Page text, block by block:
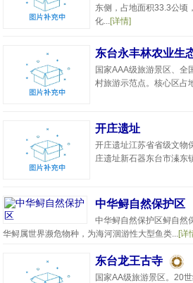
东侧，占地面积33.3公顷
化...[详情]
东台永丰林农业生
国家AAA级旅游景区、全
村旅游示范点。核心区占
开庄遗址
开庄遗址江苏省省级文物
庄遗址新石器东台市溱东
中华鲟自然保护区
中华鲟自然保护区鲟自然
华鲟属世界濒危物种，为海河洄游性大型鱼类...[详
东台龙王古寺
国家AA级旅游景区。20